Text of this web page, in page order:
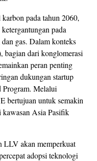
pada tahun 2060,
pada
gas. Dalam konteks
dari konglomerasi
peran penting
dukungan startup
Program. Melalui
bertujuan untuk semakin
kawasan Asia Pasifik
akan memperkuat
adopsi teknologi